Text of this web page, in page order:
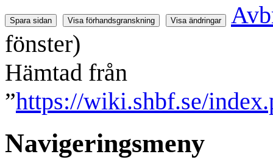
fönster)
Hämtad från
”https://wiki.shbf.se/
Navigeringsmeny